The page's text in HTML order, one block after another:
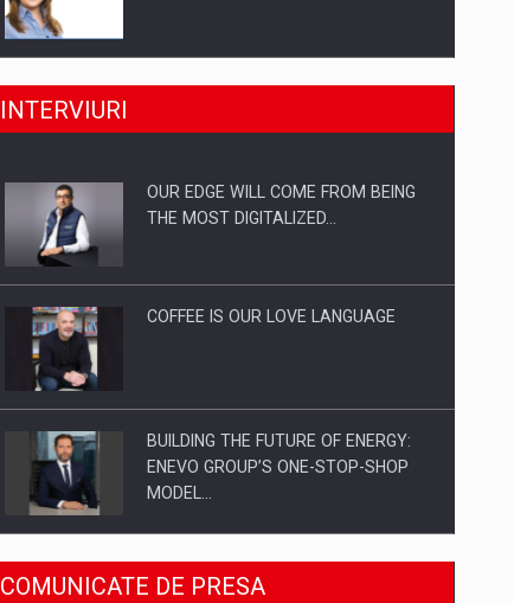
Producatorii si comerciantii care nu
Proteinmaxxing and the Future of
INTERVIURI
OUR EDGE WILL COME FROM BEING
THE MOST DIGITALIZED…
COFFEE IS OUR LOVE LANGUAGE
BUILDING THE FUTURE OF ENERGY:
ENEVO GROUP’S ONE-STOP-SHOP
MODEL…
ROOTED IN ROMANIA, BUILT TO
DELIVER TECHNOLOGY FOR THE…
COMUNICATE DE PRESA